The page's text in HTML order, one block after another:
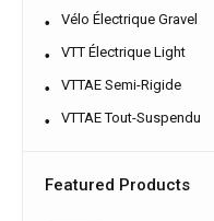
Vélo Électrique Gravel
VTT Électrique Light
VTTAE Semi-Rigide
VTTAE Tout-Suspendu
Featured Products